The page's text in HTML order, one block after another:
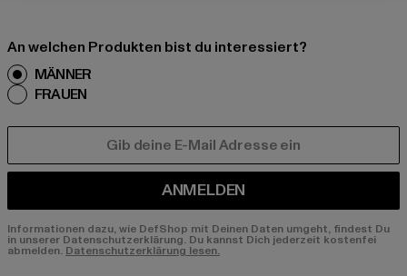
An welchen Produkten bist du interessiert?
MÄNNER
FRAUEN
ANMELDEN
Informationen dazu, wie DefShop mit Deinen Daten umgeht, findest Du
in unserer Datenschutzerklärung. Du kannst Dich jederzeit kostenfei
abmelden.Datenschutzerklärung lesen.